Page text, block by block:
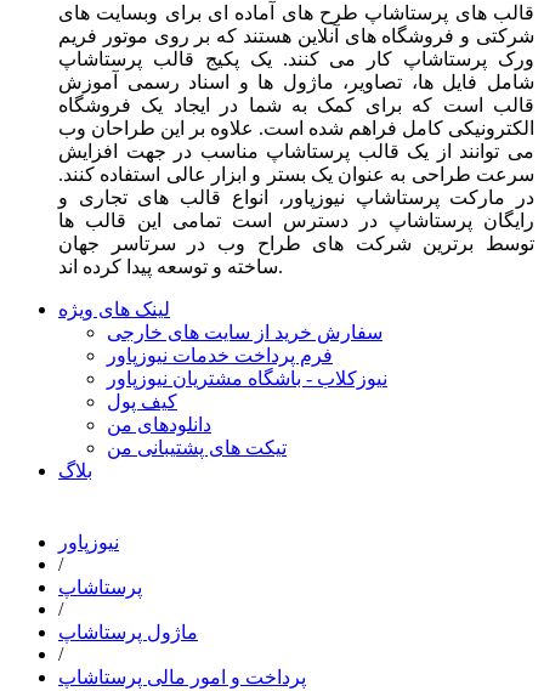
قالب های پرستاشاپ طرح های آماده ای برای وبسایت های
شرکتی و فروشگاه های آنلاین هستند که بر روی موتور فریم
ورک پرستاشاپ کار می کنند. یک پکیج قالب پرستاشاپ
شامل فایل ها، تصاویر، ماژول ها و اسناد رسمی آموزش
قالب است که برای کمک به شما در ایجاد یک فروشگاه
الکترونیکی کامل فراهم شده است. علاوه بر این طراحان وب
می توانند از یک قالب پرستاشاپ مناسب در جهت افزایش
سرعت طراحی به عنوان یک بستر و ابزار عالی استفاده کنند.
در مارکت پرستاشاپ نیوزپاور، انواع قالب های تجاری و
رایگان پرستاشاپ در دسترس است تمامی این قالب ها
توسط برترین شرکت های طراح وب در سرتاسر جهان
ساخته و توسعه پیدا کرده اند.
لینک های ویژه
سفارش خرید از سایت های خارجی
فرم پرداخت خدمات نیوزپاور
نیوزکلاب - باشگاه مشتریان نیوزپاور
کیف پول
دانلودهای من
تیکت های پشتیبانی من
بلاگ
نیوزپاور
/
پرستاشاپ
/
ماژول پرستاشاپ
/
پرداخت و امور مالی پرستاشاپ